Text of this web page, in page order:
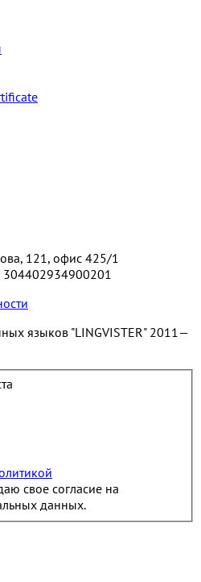
121, офис 425/1
языков "LINGVISTER" 2011—
свое согласие на
данных.